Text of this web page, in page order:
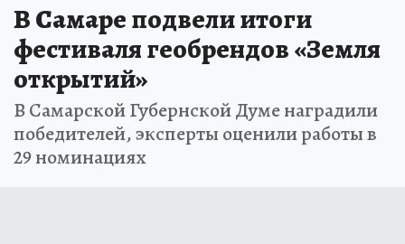
В Самаре подвели итоги
фестиваля геобрендов «Земля
открытий»
В Самарской Губернской Думе наградили
победителей, эксперты оценили работы в
29 номинациях